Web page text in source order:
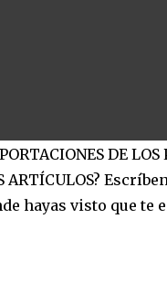
DE LOS
ARTÍCULOS?
hayas visto que te